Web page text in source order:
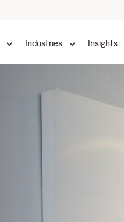
Industries Insights